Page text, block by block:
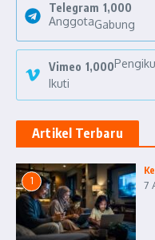
Telegram 1,000
AnggotaGabung
Vimeo 1,000
Ikuti
Artikel Terbaru
1 7